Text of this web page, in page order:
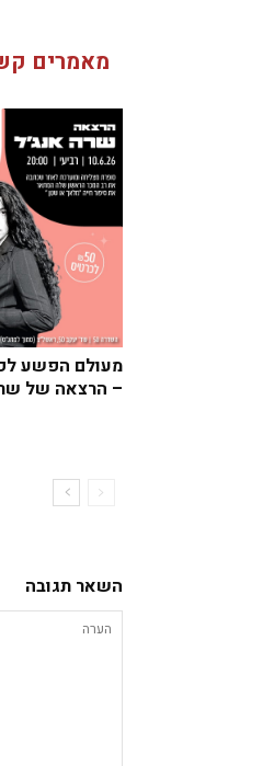
מאמרים
מעולם הפשע
– הרצאה של
השאר תגובה